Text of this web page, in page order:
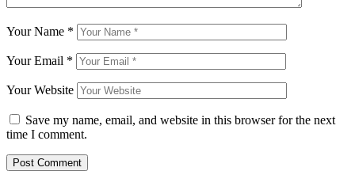
Your Name *
Your Email *
Your Website
Save my name, email, and website in this browser for the next
time I comment.